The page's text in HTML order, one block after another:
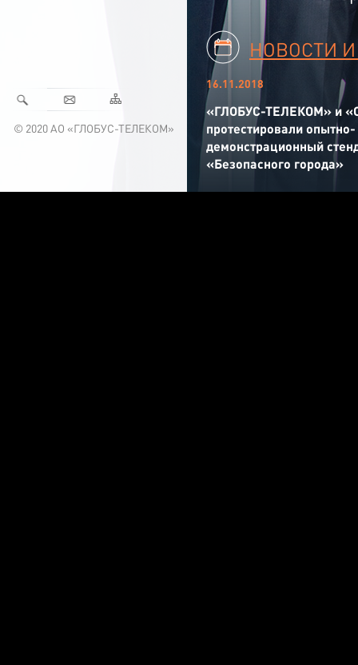
НОВОСТИ
16.11.2018
«ГЛОБУС-ТЕЛЕКОМ» и
протестировали опытно-
демонстрационный
«Безопасного города»
© 2020 АО «ГЛОБУС-ТЕЛЕКОМ»